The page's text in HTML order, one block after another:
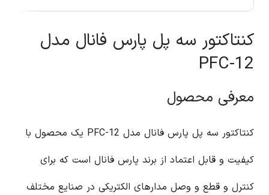
کنتاکتور سه پل پارس فانال مدل
PFC-12
معرفی محصول
کنتاکتور سه پل پارس فانال مدل PFC-12 یک محصول با
کیفیت و قابل اعتماد از برند پارس فانال است که برای
کنترل و قطع و وصل مدارهای الکتریکی در صنایع مختلف